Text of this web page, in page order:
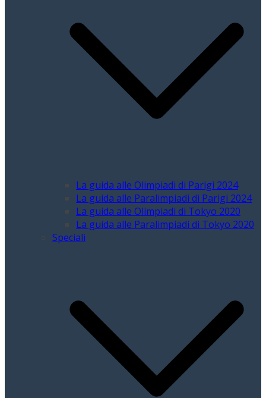
La guida alle Olimpiadi di Parigi 2024
La guida alle Paralimpiadi di Parigi 2024
La guida alle Olimpiadi di Tokyo 2020
La guida alle Paralimpiadi di Tokyo 2020
Speciali